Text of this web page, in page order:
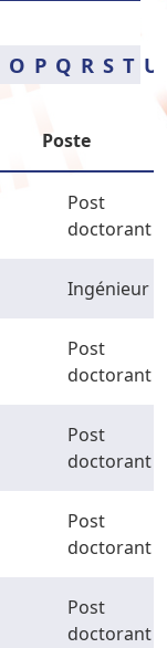
O P Q R S T U
Poste
Post
doctorant
Ingénieur
Post
doctorant
Post
doctorant
Post
doctorant
Post
doctorant